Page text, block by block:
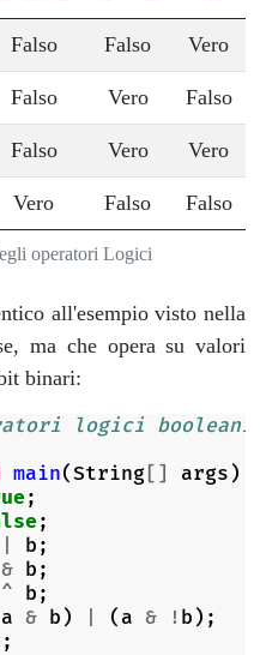
Falso Falso Vero
Falso Vero Falso
Falso Vero Vero
Vero Falso Falso
operatori Logici
all'esempio visto nella
ma che opera su valori
binari:
logici
main(String [] args )
;
;
b ;
& b ;
^ b ;
a & b ) ( a & ! b );
;